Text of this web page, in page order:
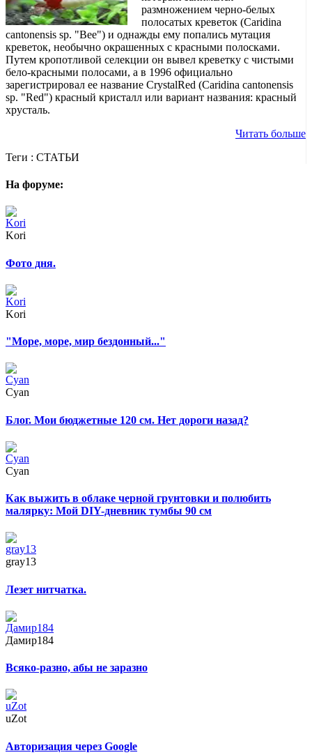
размножением черно-белых
полосатых креветок (Caridina
cantonensis sp. "Bee") и однажды ему попались мутация
креветок, необычно окрашенных с красными полосками.
Путем кропотливой селекции он вывел креветку с чистыми
бело-красными полосами, а в 1996 официально
зарегистрировал ее название CrystalRed (Caridina cantonensis
sp. "Red") красный кристалл или вариант названия: красный
хрусталь.
Читать больше
Теги : СТАТЬИ
На форуме:
Kori
Фото дня.
Kori
"Море, море, мир бездонный..."
Cyan
Блог. Мои бюджетные 120 см. Нет дороги назад?
Cyan
Как выжить в облаке черной грунтовки и полюбить
малярку: Мой DIY-дневник тумбы 90 см
gray13
Лезет нитчатка.
Дамир184
Всяко-разно, абы не заразно
uZot
Авторизация через Google